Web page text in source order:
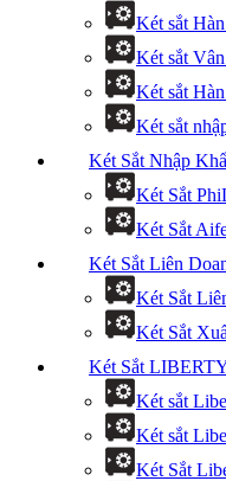
Két sắt
Két sắt
Két sắt
Két sắt
Két Sắt Nhập
Két Sắt
Két Sắt
Két Sắt Liên
Két Sắt
Két Sắt
Két Sắt
Két sắt
Két sắt
Két Sắt